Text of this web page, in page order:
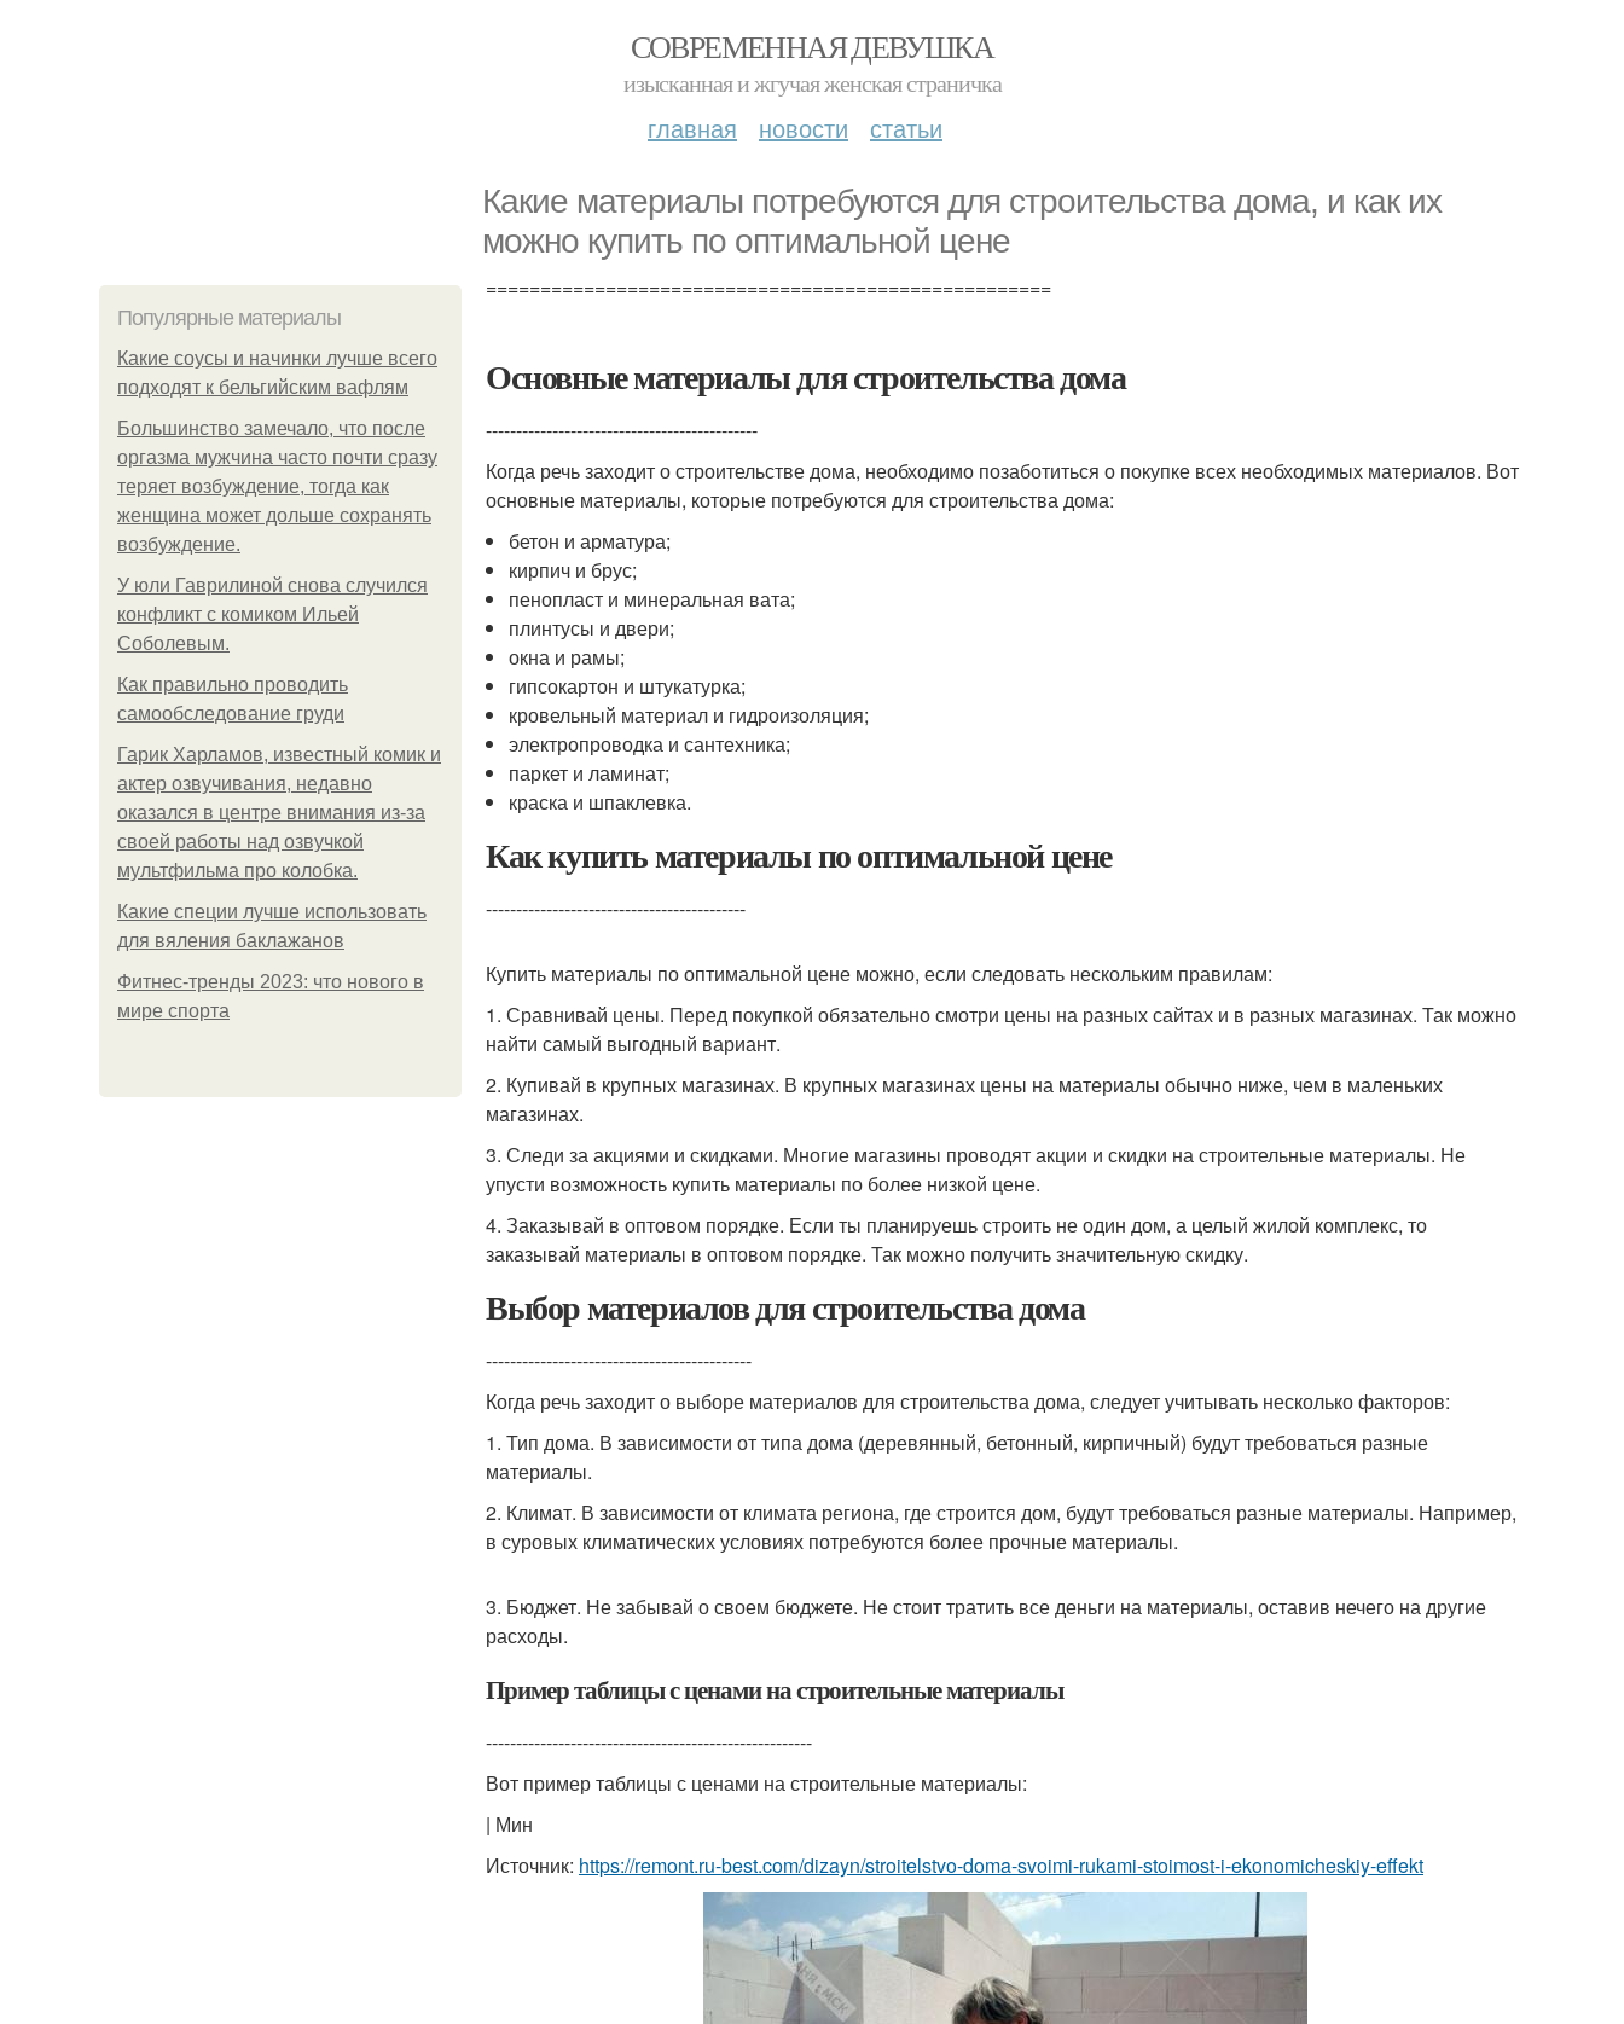
СОВРЕМЕННАЯ ДЕВУШКА
изысканная и жгучая женская страничка
главная новости статьи
Какие материалы потребуются для строительства дома, и как их
можно купить по оптимальной цене
Популярные материалы
Какие соусы и начинки лучше всего
подходят к бельгийским вафлям
Большинство замечало, что после
оргазма мужчина часто почти сразу
теряет возбуждение, тогда как
женщина может дольше сохранять
возбуждение.
У юли Гаврилиной снова случился
конфликт с комиком Ильей
Соболевым.
Как правильно проводить
самообследование груди
Гарик Харламов, известный комик и
актер озвучивания, недавно
оказался в центре внимания из-за
своей работы над озвучкой
мультфильма про колобка.
Какие специи лучше использовать
для вяления баклажанов
Фитнес-тренды 2023: что нового в
мире спорта
====================================================
Основные материалы для строительства дома
---------------------------------------------
Когда речь заходит о строительстве дома, необходимо позаботиться о покупке всех необходимых материалов. Вот
основные материалы, которые потребуются для строительства дома:
бетон и арматура;
кирпич и брус;
пенопласт и минеральная вата;
плинтусы и двери;
окна и рамы;
гипсокартон и штукатурка;
кровельный материал и гидроизоляция;
электропроводка и сантехника;
паркет и ламинат;
краска и шпаклевка.
Как купить материалы по оптимальной цене
-------------------------------------------
Купить материалы по оптимальной цене можно, если следовать нескольким правилам:
1. Сравнивай цены. Перед покупкой обязательно смотри цены на разных сайтах и в разных магазинах. Так можно
найти самый выгодный вариант.
2. Купивай в крупных магазинах. В крупных магазинах цены на материалы обычно ниже, чем в маленьких
магазинах.
3. Следи за акциями и скидками. Многие магазины проводят акции и скидки на строительные материалы. Не
упусти возможность купить материалы по более низкой цене.
4. Заказывай в оптовом порядке. Если ты планируешь строить не один дом, а целый жилой комплекс, то
заказывай материалы в оптовом порядке. Так можно получить значительную скидку.
Выбор материалов для строительства дома
--------------------------------------------
Когда речь заходит о выборе материалов для строительства дома, следует учитывать несколько факторов:
1. Тип дома. В зависимости от типа дома (деревянный, бетонный, кирпичный) будут требоваться разные
материалы.
2. Климат. В зависимости от климата региона, где строится дом, будут требоваться разные материалы. Например,
в суровых климатических условиях потребуются более прочные материалы.
3. Бюджет. Не забывай о своем бюджете. Не стоит тратить все деньги на материалы, оставив нечего на другие
расходы.
Пример таблицы с ценами на строительные материалы
------------------------------------------------------
Вот пример таблицы с ценами на строительные материалы:
| Мин
Источник: https://remont.ru-best.com/dizayn/stroitelstvo-doma-svoimi-rukami-stoimost-i-ekonomicheskiy-effekt